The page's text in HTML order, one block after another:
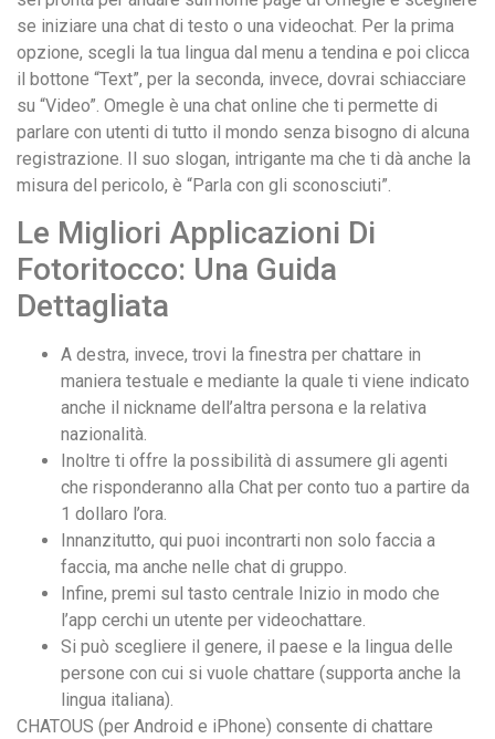
se iniziare una chat di testo o una videochat. Per la prima
opzione, scegli la tua lingua dal menu a tendina e poi clicca
il bottone “Text”, per la seconda, invece, dovrai schiacciare
su “Video”. Omegle è una chat online che ti permette di
parlare con utenti di tutto il mondo senza bisogno di alcuna
registrazione. Il suo slogan, intrigante ma che ti dà anche la
misura del pericolo, è “Parla con gli sconosciuti”.
Le Migliori Applicazioni Di
Fotoritocco: Una Guida
Dettagliata
A destra, invece, trovi la finestra per chattare in
maniera testuale e mediante la quale ti viene indicato
anche il nickname dell’altra persona e la relativa
nazionalità.
Inoltre ti offre la possibilità di assumere gli agenti
che risponderanno alla Chat per conto tuo a partire da
1 dollaro l’ora.
Innanzitutto, qui puoi incontrarti non solo faccia a
faccia, ma anche nelle chat di gruppo.
Infine, premi sul tasto centrale Inizio in modo che
l’app cerchi un utente per videochattare.
Si può scegliere il genere, il paese e la lingua delle
persone con cui si vuole chattare (supporta anche la
lingua italiana).
CHATOUS (per Android e iPhone) consente di chattare